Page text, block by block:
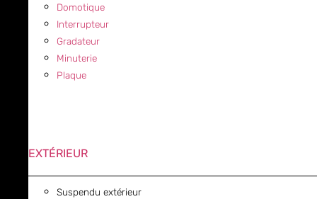
Domotique
Interrupteur
Gradateur
Minuterie
Plaque
EXTÉRIEUR
Suspendu extérieur